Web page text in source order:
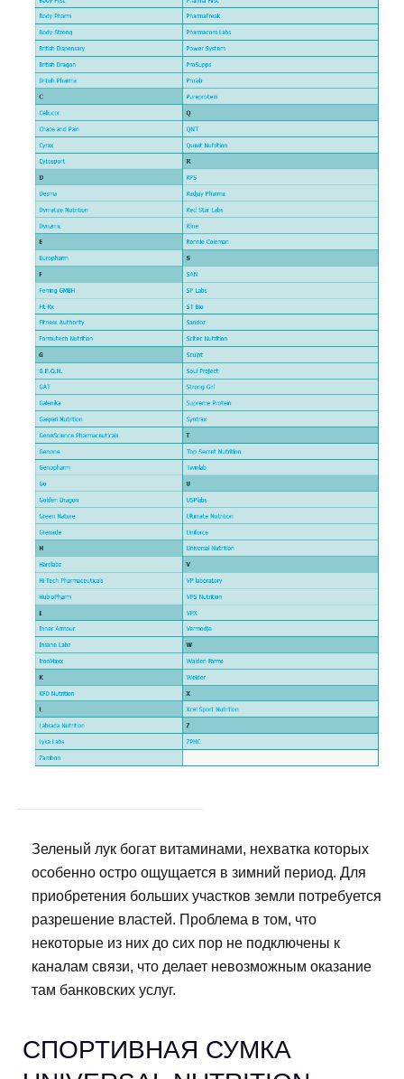
Зеленый лук богат витаминами, нехватка которых
особенно остро ощущается в зимний период. Для
приобретения больших участков земли потребуется
разрешение властей. Проблема в том, что
некоторые из них до сих пор не подключены к
каналам связи, что делает невозможным оказание
там банковских услуг.
СПОРТИВНАЯ СУМКА